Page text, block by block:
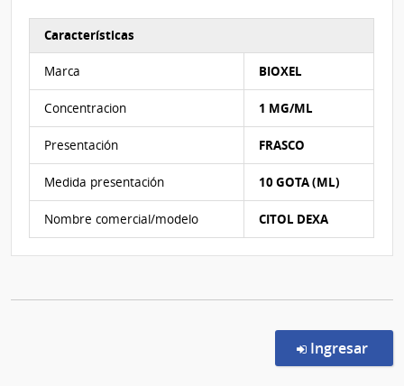
Características
Marca BIOXEL
Concentracion 1 MG/ML
Presentación FRASCO
Medida presentación 10 GOTA (ML)
Nombre comercial/modelo CITOL DEXA
Ingresar